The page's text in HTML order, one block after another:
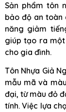
Sản phẩm tôn
bảo độ an toàn
năng giảm
giúp tạo ra
cho gia đình.
Tôn Nhựa Giả
mẫu mã và
đại, từ màu đỏ
tính. Việc lựa